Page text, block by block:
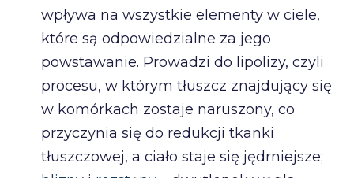
wpływa na wszystkie elementy w ciele,
które są odpowiedzialne za jego
powstawanie. Prowadzi do lipolizy, czyli
procesu, w którym tłuszcz znajdujący się
w komórkach zostaje naruszony, co
przyczynia się do redukcji tkanki
tłuszczowej, a ciało staje się jędrniejsze;